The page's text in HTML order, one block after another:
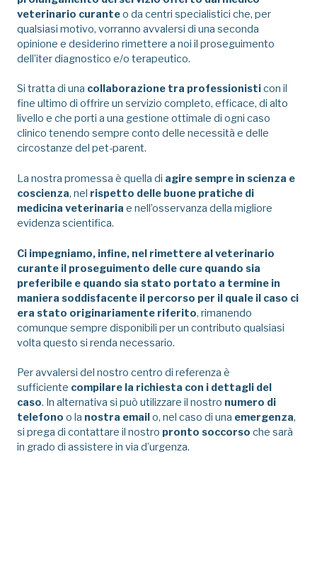
veterinario curanteo da centri specialistici che, per
qualsiasi motivo, vorranno avvalersi di una seconda
opinione e desiderino rimettere a noi il proseguimento
dell’iter diagnostico e/o terapeutico.
Si tratta di una collaborazione tra professionisticon il
fine ultimo di offrire un servizio completo, efficace, di alto
livello e che porti a una gestione ottimale di ogni caso
clinico tenendo sempre conto delle necessità e delle
circostanze del pet-parent.
La nostra promessa è quella di agire sempre in scienza e
coscienza, nel rispetto delle buone pratiche di
medicina veterinaria e nell’osservanza della migliore
evidenza scientifica.
Ci impegniamo, infine, nel rimettere al veterinario
curante il proseguimento delle cure quando sia
preferibile e quando sia stato portato a termine in
maniera soddisfacente il percorso per il quale il caso ci
era stato originariamente riferito, rimanendo
comunque sempre disponibili per un contributo qualsiasi
volta questo si renda necessario.
Per avvalersi del nostro centro di referenza è
sufficiente compilare la richiesta con i dettagli del
caso. In alternativa si può utilizzare il nostro numero di
telefono o la nostra emailo, nel caso di una emergenza,
si prega di contattare il nostro pronto soccorso che sarà
in grado di assistere in via d’urgenza.